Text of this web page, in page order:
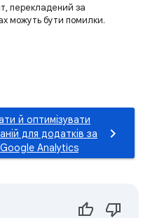
перекладений за
можуть бути помилки.
й оптимізувати
для додатків за
Analytics